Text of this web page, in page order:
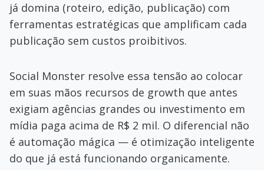
já domina (roteiro, edição, publicação) com
ferramentas estratégicas que amplificam cada
publicação sem custos proibitivos.
Social Monster resolve essa tensão ao colocar
em suas mãos recursos de growth que antes
exigiam agências grandes ou investimento em
mídia paga acima de R$ 2 mil. O diferencial não
é automação mágica — é otimização inteligente
do que já está funcionando organicamente.